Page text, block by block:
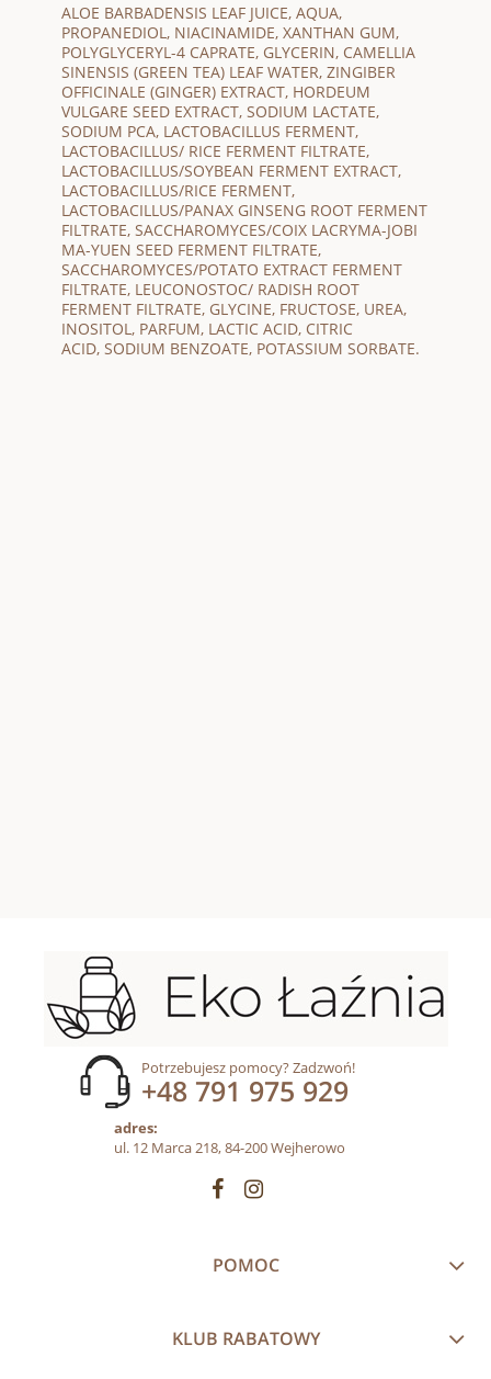
ALOE BARBADENSIS LEAF JUICE, AQUA,
PROPANEDIOL, NIACINAMIDE, XANTHAN GUM,
POLYGLYCERYL-4 CAPRATE, GLYCERIN, CAMELLIA
SINENSIS (GREEN TEA) LEAF WATER, ZINGIBER
OFFICINALE (GINGER) EXTRACT, HORDEUM
VULGARE SEED EXTRACT, SODIUM LACTATE,
SODIUM PCA, LACTOBACILLUS FERMENT,
LACTOBACILLUS/ RICE FERMENT FILTRATE,
LACTOBACILLUS/SOYBEAN FERMENT EXTRACT,
LACTOBACILLUS/RICE FERMENT,
LACTOBACILLUS/PANAX GINSENG ROOT FERMENT
FILTRATE, SACCHAROMYCES/COIX LACRYMA-JOBI
MA-YUEN SEED FERMENT FILTRATE,
SACCHAROMYCES/POTATO EXTRACT FERMENT
FILTRATE, LEUCONOSTOC/ RADISH ROOT
FERMENT FILTRATE, GLYCINE, FRUCTOSE, UREA,
INOSITOL, PARFUM, LACTIC ACID, CITRIC
ACID, SODIUM BENZOATE, POTASSIUM SORBATE.
Potrzebujesz pomocy? Zadzwoń!
+48 791 975 929
adres:
ul. 12 Marca 218, 84-200 Wejherowo
POMOC
KLUB RABATOWY